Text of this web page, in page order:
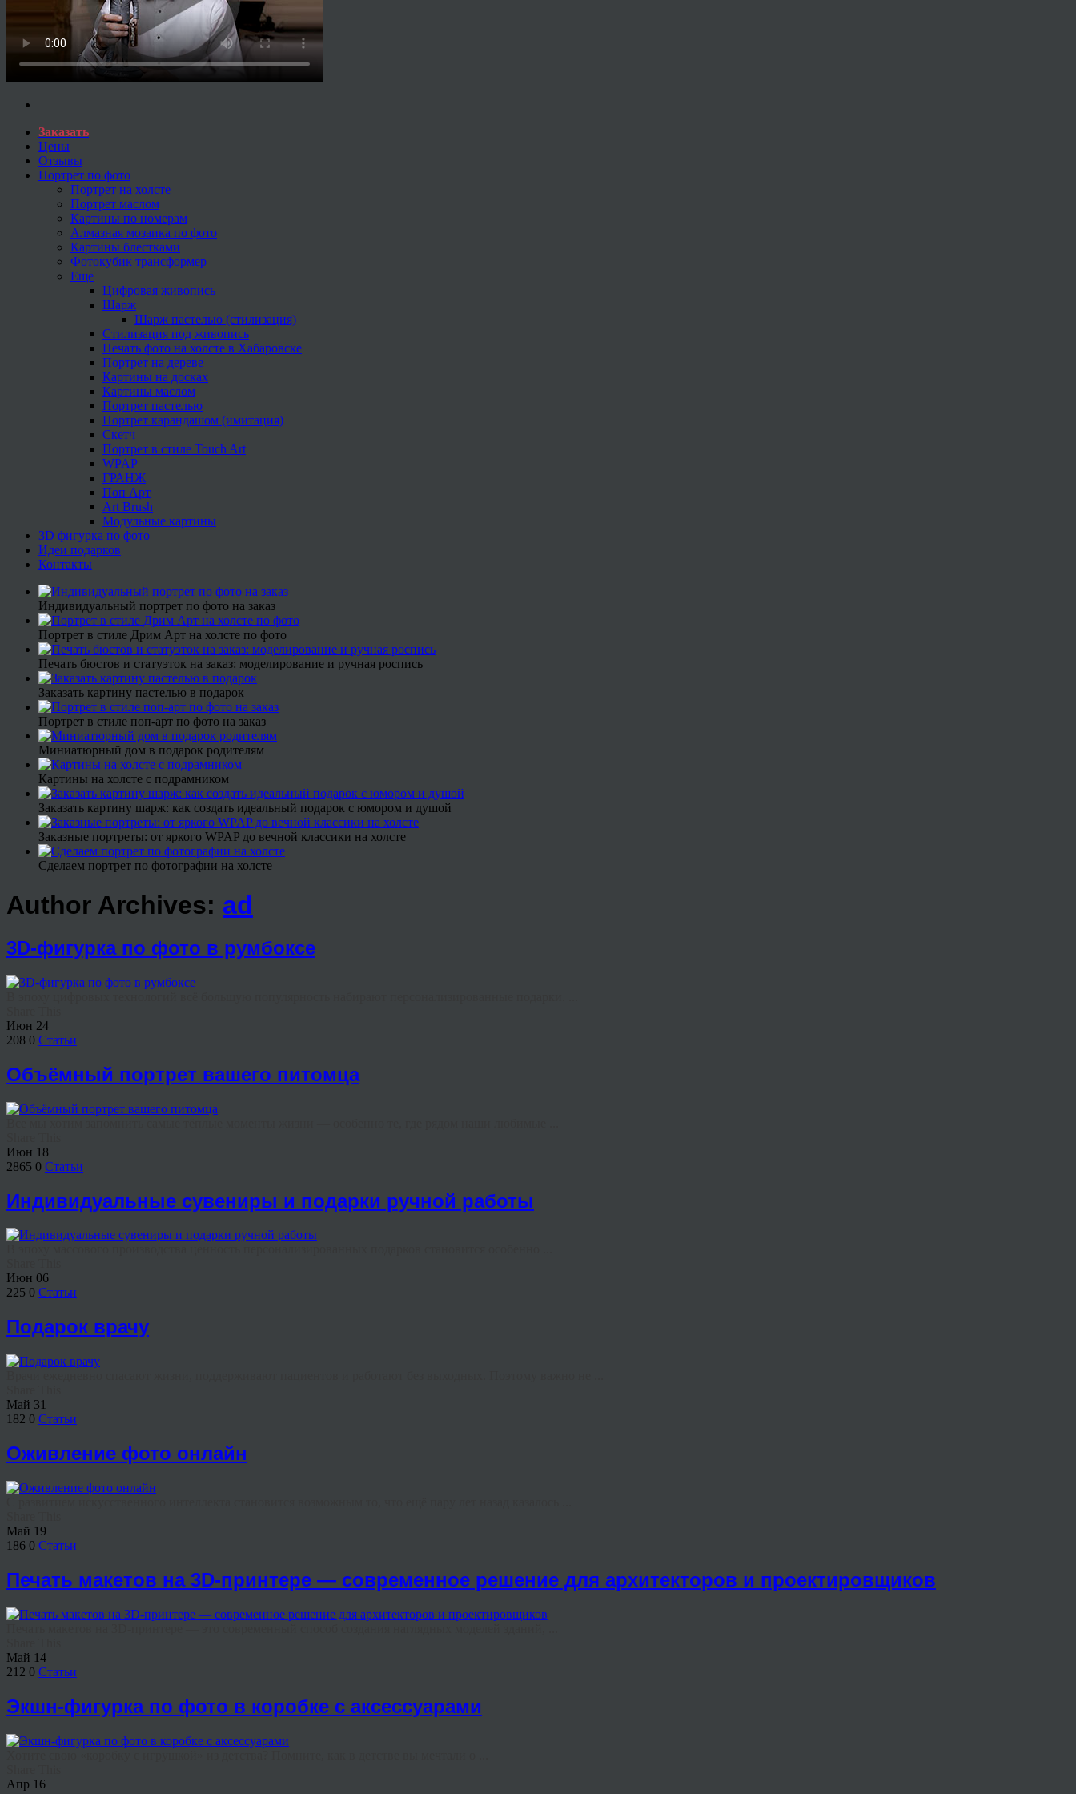
Заказать
Цены
Отзывы
Портрет по фото
Портрет на холсте
Портрет маслом
Картины по номерам
Алмазная мозаика по фото
Картины блестками
Фотокубик трансформер
Еще
Цифровая живопись
Шарж
Шарж пастелью (стилизация)
Стилизация под живопись
Печать фото на холсте в Хабаровске
Портрет на дереве
Картины на досках
Картины маслом
Портрет пастелью
Портрет карандашом (имитация)
Скетч
Портрет в стиле Touch Art
WPAP
ГРАНЖ
Поп Арт
Art Brush
Модульные картины
3D фигурка по фото
Идеи подарков
Контакты
Индивидуальный портрет по фото на заказ
Портрет в стиле Дрим Арт на холсте по фото
Печать бюстов и статуэток на заказ: моделирование и ручная роспись
Заказать картину пастелью в подарок
Портрет в стиле поп-арт по фото на заказ
Миниатюрный дом в подарок родителям
Картины на холсте с подрамником
Заказать картину шарж: как создать идеальный подарок с юмором и душой
Заказные портреты: от яркого WPAP до вечной классики на холсте
Сделаем портрет по фотографии на холсте
Author Archives: ad
3D-фигурка по фото в румбоксе
Июн 24
208 0 Статьи
Объёмный портрет вашего питомца
Июн 18
2865 0 Статьи
Индивидуальные сувениры и подарки ручной работы
Июн 06
225 0 Статьи
Подарок врачу
Май 31
182 0 Статьи
Оживление фото онлайн
Май 19
186 0 Статьи
Печать макетов на 3D-принтере — современное решение для архитекторов и проектировщиков
Май 14
212 0 Статьи
Экшн-фигурка по фото в коробке с аксессуарами
Апр 16